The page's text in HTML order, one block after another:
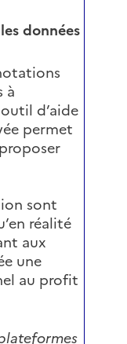
données
à
d’aide
permet
sont
réalité
aux
une
au profit